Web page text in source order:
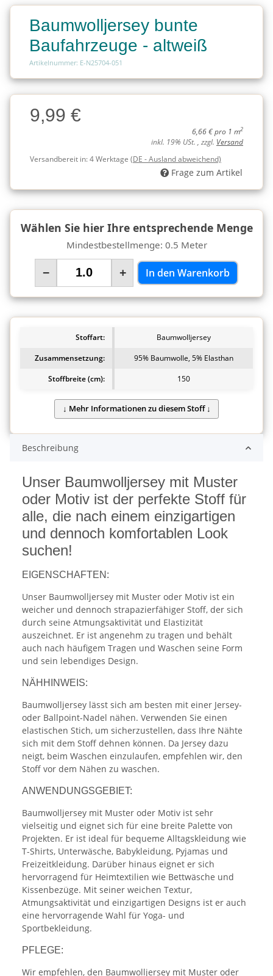
Baumwolljersey bunte
Baufahrzeuge - altweiß
Artikelnummer: E-N25704-051
Charge
Charge9,99 €
6,66 € pro 1 m2
inkl. 19% USt. , zzgl. Versand
Versandbereit in:4 Werktage (DE - Ausland abweichend)
Frage zum Artikel
Wählen Sie hier Ihre entsprechende Menge
Mindestbestellmenge: 0.5 Meter
− + In den Warenkorb
Stoffart:
Baumwolljersey
Zusammensetzung:
95% Baumwolle, 5% Elasthan
Stoffbreite (cm):
150
Beschreibung
Unser Baumwolljersey mit Muster
oder Motiv ist der perfekte Stoff für
alle, die nach einem einzigartigen
und dennoch komfortablen Look
suchen!
EIGENSCHAFTEN:
Unser Baumwolljersey mit Muster oder Motiv ist ein
weicher und dennoch strapazierfähiger Stoff, der sich
durch seine Atmungsaktivität und Elastizität
auszeichnet. Er ist angenehm zu tragen und behält
auch nach häufigem Tragen und Waschen seine Form
und sein lebendiges Design.
NÄHHINWEIS:
Baumwolljersey lässt sich am besten mit einer Jersey-
oder Ballpoint-Nadel nähen. Verwenden Sie einen
elastischen Stich, um sicherzustellen, dass Ihre Nähte
sich mit dem Stoff dehnen können. Da Jersey dazu
neigt, beim Waschen einzulaufen, empfehlen wir, den
Stoff vor dem Nähen zu waschen.
ANWENDUNGSGEBIET:
Baumwolljersey mit Muster oder Motiv ist sehr
vielseitig und eignet sich für eine breite Palette von
Projekten. Er ist ideal für bequeme Alltagskleidung wie
T-Shirts, Unterwäsche, Babykleidung, Pyjamas und
Freizeitkleidung. Darüber hinaus eignet er sich
hervorragend für Heimtextilien wie Bettwäsche und
Kissenbezüge. Mit seiner weichen Textur,
Atmungsaktivität und einzigartigen Designs ist er auch
eine hervorragende Wahl für Yoga- und
Sportbekleidung.
PFLEGE:
Wir empfehlen, den Baumwolljersey mit Muster oder